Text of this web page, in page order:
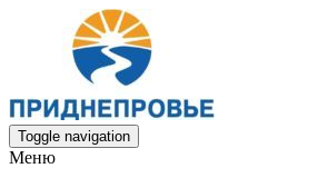
Toggle navigation
Меню